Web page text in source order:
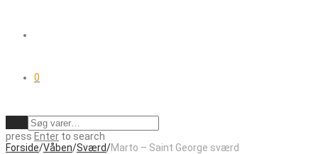
0
press Enter to search
Forside/Våben/Sværd/Marto – Saint George sværd